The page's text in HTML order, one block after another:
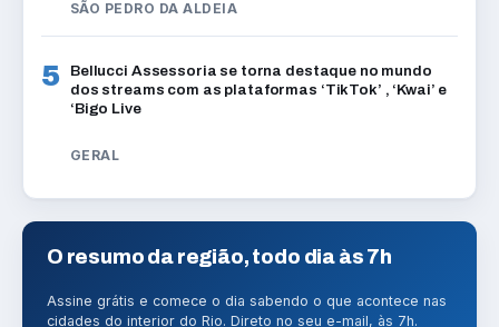
SÃO PEDRO DA ALDEIA
5
Bellucci Assessoria se torna destaque no mundo
dos streams com as plataformas ‘TikTok’ , ‘Kwai’ e
‘Bigo Live
GERAL
O resumo da região, todo dia às 7h
Assine grátis e comece o dia sabendo o que acontece nas
cidades do interior do Rio. Direto no seu e-mail, às 7h.